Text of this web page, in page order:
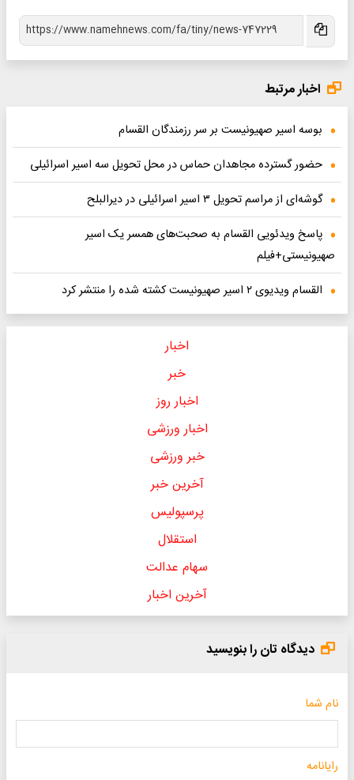
اخبار مرتبط
بوسه اسیر صهیونیست بر سر رزمندگان القسام
حضور گسترده مجاهدان حماس در محل تحویل سه اسیر اسرائیلی
گوشه‌ای از مراسم تحویل ۳ اسیر اسرائیلی در دیرالبلح
پاسخ ویدئویی القسام به صحبت‌های همسر یک اسیر
صهیونیستی+فیلم
القسام ویدیوی ۲ اسیر صهیونیست کشته شده را منتشر کرد
اخبار
خبر
اخبار روز
اخبار ورزشی
خبر ورزشی
آخرین خبر
پرسپولیس
استقلال
سهام عدالت
آخرین اخبار
دیدگاه تان را بنویسید
نام شما
رایانامه